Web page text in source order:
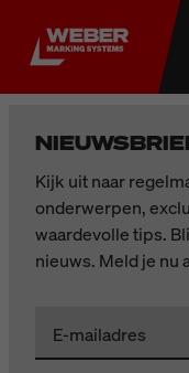
Kijk uit naar
onderwerpen,
waardevolle tips.
nieuws. Meld je nu
E-mailadres